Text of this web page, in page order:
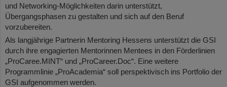
und Networking-Möglichkeiten darin unterstützt,
Übergangsphasen zu gestalten und sich auf den Beruf
vorzubereiten.
Als langjährige Partnerin Mentoring Hessens unterstützt die GSI
durch ihre engagierten Mentorinnen Mentees in den Förderlinien
„ProCaree.MINT“ und „ProCareer.Doc“. Eine weitere
Programmlinie „ProAcademia“ soll perspektivisch ins Portfolio der
GSI aufgenommen werden.